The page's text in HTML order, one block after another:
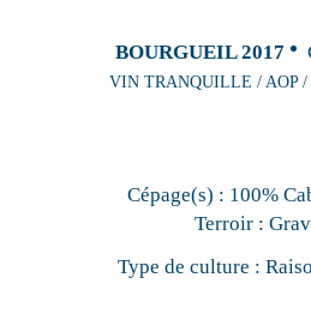
BOURGUEIL 2017
VIN TRANQUILLE / AOP /
Cépage(s) : 100%
Terroir :
Type de culture :